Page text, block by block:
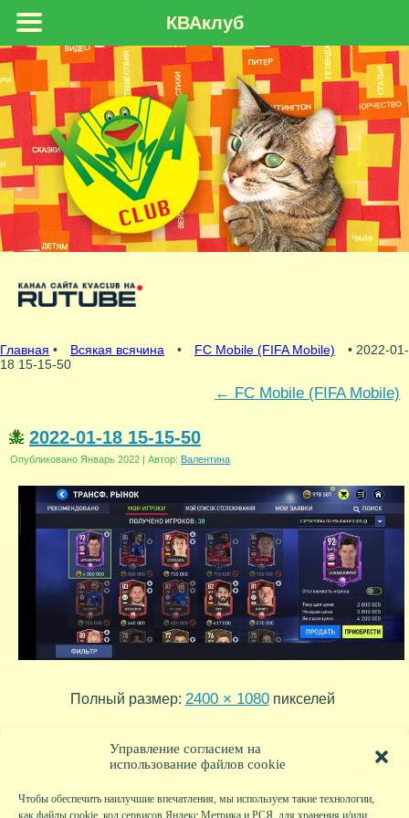
Управление согласием на
использование файлов cookie
Чтобы обеспечить наилучшие впечатления, мы используем такие технологии,
как файлы cookie, код сервисов Яндекс.Метрика и РСЯ, для хранения и/или
Главная • Всякая всячина • FC Mobile (FIFA Mobile)
• 2022-01-
18 15-15-50
← FC Mobile (FIFA Mobile)
2022-01-18 15-15-50
Опубликовано Январь 2022 | Автор: Валентина
Полный размер: 2400 × 1080пикселей
КВАклуб